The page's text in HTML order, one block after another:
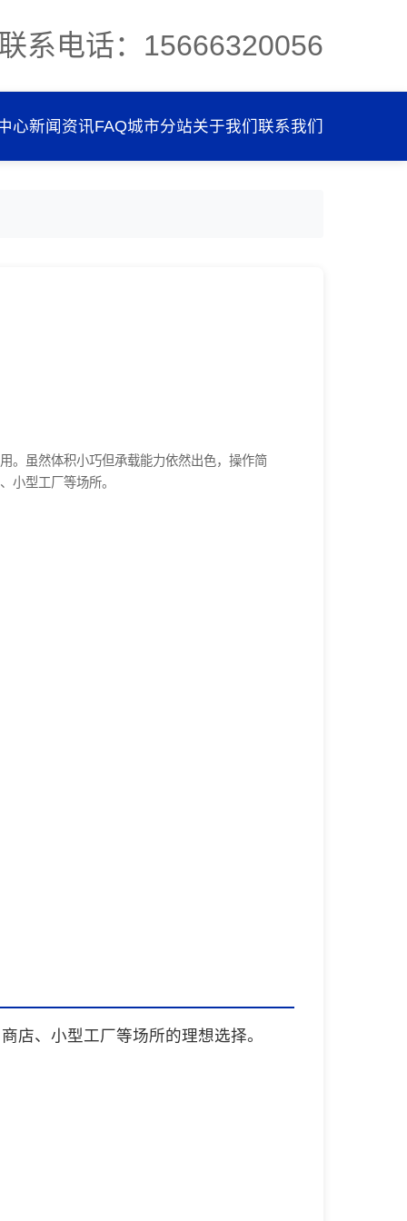
系电话：15666320056
心新闻资讯FAQ城市分站关于我们联系我们
。虽然体积小巧但承载能力依然出色，操作简
小型工厂等场所。
店、小型工厂等场所的理想选择。